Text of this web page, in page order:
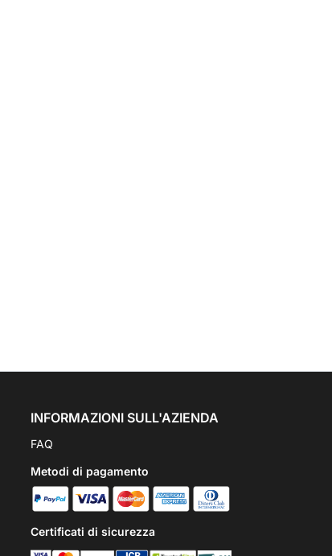
INFORMAZIONI SULL'AZIENDA
FAQ
Metodi di pagamento
Certificati di sicurezza